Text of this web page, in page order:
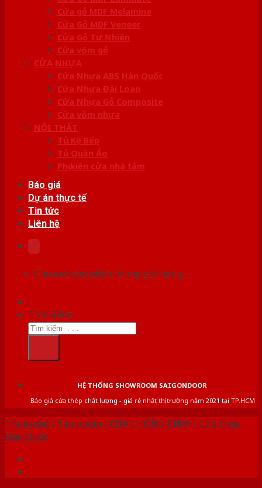
Cửa gỗ MDF Melamine
Cửa Gỗ MDF Veneer
Cửa Gỗ Tự Nhiên
Cửa vòm gỗ
CỬA NHỰA
Cửa Nhựa ABS Hàn Quốc
Cửa Nhựa Đài Loan
Cửa Nhựa Gỗ Composite
Cửa vòm nhựa
NỘI THẤT
Tủ Kệ Bếp
Tủ Quần Áo
Phụ kiện cửa nhà tắm
Báo giá
Dự án thực tế
Tin tức
Liên hệ
Chưa có sản phẩm trong giỏ hàng.
Tìm kiếm:
HỆ THỐNG SHOWROOM SAIGONDOOR
Báo giá cửa thép chất lượng - giá rẻ nhất thị trường năm 2021 tại TP.HCM
Trang chủ /Sản phẩm /CỬA CHỐNG CHÁY/Cửa thép
Hàn Quốc